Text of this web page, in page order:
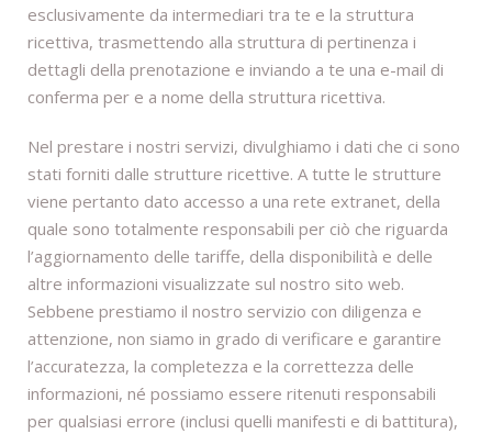
esclusivamente da intermediari tra te e la struttura
ricettiva, trasmettendo alla struttura di pertinenza i
dettagli della prenotazione e inviando a te una e-mail di
conferma per e a nome della struttura ricettiva.
Nel prestare i nostri servizi, divulghiamo i dati che ci sono
stati forniti dalle strutture ricettive. A tutte le strutture
viene pertanto dato accesso a una rete extranet, della
quale sono totalmente responsabili per ciò che riguarda
l’aggiornamento delle tariffe, della disponibilità e delle
altre informazioni visualizzate sul nostro sito web.
Sebbene prestiamo il nostro servizio con diligenza e
attenzione, non siamo in grado di verificare e garantire
l’accuratezza, la completezza e la correttezza delle
informazioni, né possiamo essere ritenuti responsabili
per qualsiasi errore (inclusi quelli manifesti e di battitura),